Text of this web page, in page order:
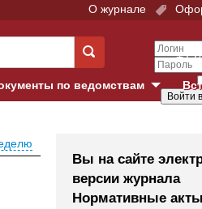
О журнале
+7
по ведомствам
России
Верховный Суд
Вы на сайте
версии журнала
Нормативные